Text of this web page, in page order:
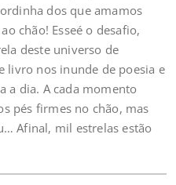
dos que amamos
chão! Esseé o desafio,
deste universo de
livro nos inunde de poesia e
a dia. A cada momento
pés firmes no chão, mas
Afinal, mil estrelas estão